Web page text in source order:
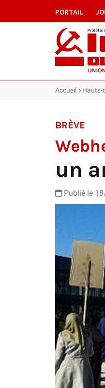
PORTAIL
Accueil Hauts-
BRÈVE
un
Publié le